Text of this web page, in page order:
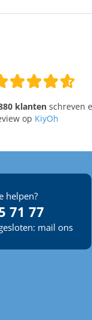
klantenschreven
op KiyOh
helpen?
71 77
mail ons